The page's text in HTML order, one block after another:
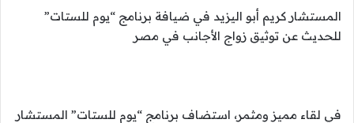
المستشار كريم أبو اليزيد في ضيافة برنامج “يوم للستات”
للحديث عن توثيق زواج الأجانب في مصر
في لقاء مميز ومثمر، استضاف برنامج “يوم للستات” المستشار